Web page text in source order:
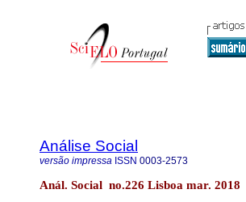
Análise Social
versão impressa ISSN 0003-2573
Anál. Social no.226 Lisboa mar. 2018